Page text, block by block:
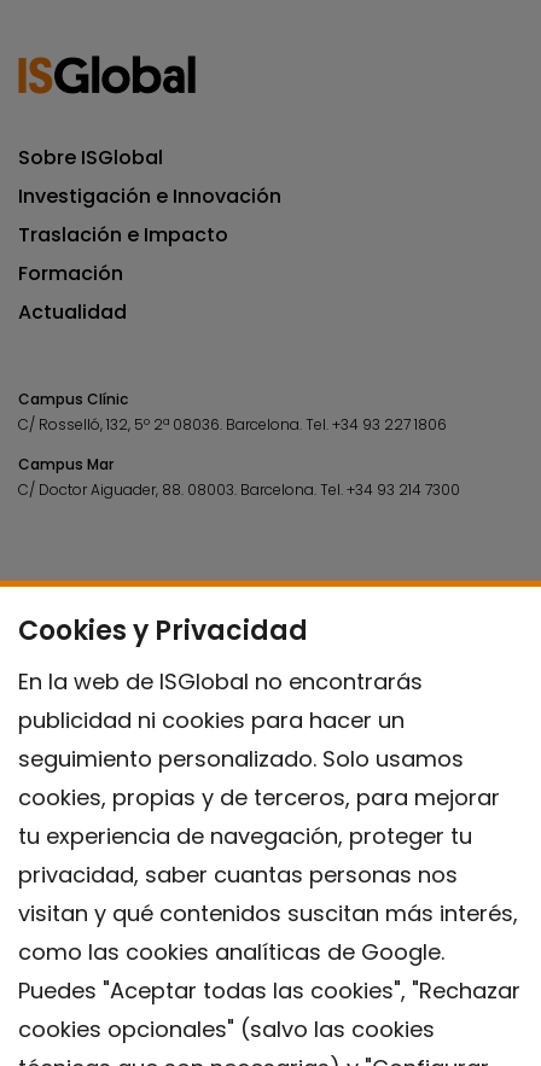
Cookies y Privacidad
En la web de ISGlobal no encontrarás
publicidad ni cookies para hacer un
seguimiento personalizado. Solo usamos
cookies, propias y de terceros, para mejorar
tu experiencia de navegación, proteger tu
privacidad, saber cuantas personas nos
visitan y qué contenidos suscitan más interés,
como las cookies analíticas de Google.
Puedes "Aceptar todas las cookies", "Rechazar
cookies opcionales" (salvo las cookies
Sobre ISGlobal
Investigación e Innovación
Traslación e Impacto
Formación
Actualidad
Campus Clínic
C/ Rosselló, 132, 5º 2ª 08036. Barcelona.Tel.+34 93 227 1806
Campus Mar
C/ Doctor Aiguader, 88. 08003. Barcelona.Tel.+34 93 214 7300